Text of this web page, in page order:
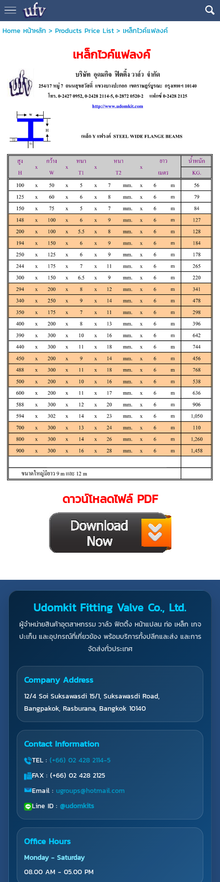
Home หน้าหลัก > Products Price List> เหล็กไวค์แฟลงค์
เหล็กไวค์แฟลงค์
ดาวน์โหลดไฟล์ PDF
Udomkit Fitting Valve Co., Ltd.
ผู้จำหน่ายสินค้าอุตสาหกรรม วาล์ว ฟิตติ้ง หน้าแปลน ท่อ เหล็ก เกจ
ปะเก็น และอุปกรณ์ที่เกี่ยวข้อง พร้อมบริการทั้งปลีกและส่ง และการ
จัดส่งทั่วประเทศ
Company Address
12/4 Soi Suksawasdi 15/1, Suksawasdi Road,
Bangpakok, Rasburana, Bangkok 10140
Contact Information
TEL : (+66) 02 428 2114-5
FAX : (+66) 02 428 2125
Email : ugroups@hotmail.com
Line ID : @udomkits
Office Hours
Monday - Saturday
08.00 AM - 05.00 PM